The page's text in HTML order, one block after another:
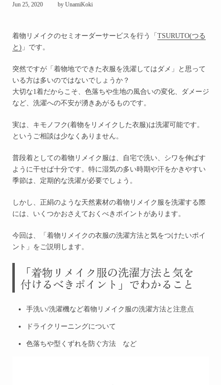
Jun 25, 2020 by UnamiKoki
着物リメイクのセミオーダーサービスを行う「 TSURUTO(つる
と) 」です。
突然ですが「着物地でできた衣服を洗濯してはダメ」と思って
いる方は多いのではないでしょうか？
大切な1着だからこそ、色落ちや生地の風合いの変化、ダメージ
など、洗濯への不安が湧きあがるものです。
実は、 キモノフク(着物をリメイクした衣服)は洗濯可能です。
というご相談は少なくありません。
普段着としての着物リメイク服は、自宅で洗い、シワを伸ばす
ように干せば十分です。特に湿気の多い時期や汗をかきやすい
季節は、定期的な洗濯が必要でしょう。
しかし、正絹のような天然素材の着物リメイク服を洗濯する際
には、いくつかおさえておくべきポイントがあります。
今回は、
「着物リメイクの衣服の洗濯方法と気をつけたいポイ
ント」 をご説明します。
「着物リメイク服の洗濯方法と気を
付けるべきポイント」でわかること
手洗い/洗濯機など着物リメイク服の洗濯方法と注意点
ドライクリーニングについて
色落ちや型くずれを防ぐ方法 など